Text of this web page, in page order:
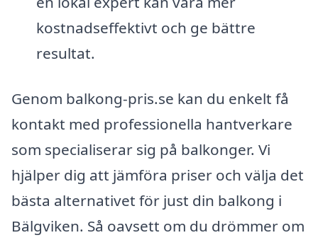
kostnadseffektivt och ge bättre
resultat.
Genom balkong-pris.se kan du enkelt få
kontakt med professionella hantverkare
som specialiserar sig på balkonger. Vi
hjälper dig att jämföra priser och välja det
bästa alternativet för just din balkong i
Bälgviken. Så oavsett om du drömmer om